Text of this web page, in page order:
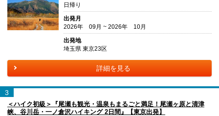
日帰り
出発月
2026年 09月 ~ 2026年 10月
出発地
埼玉県 東京23区
詳細を見る
3
＜ハイク初級＞『尾瀬も観光・温泉もまるごと満足！尾瀬ヶ原と清津
峡、谷川岳・一ノ倉沢ハイキング 2日間』【東京出発】